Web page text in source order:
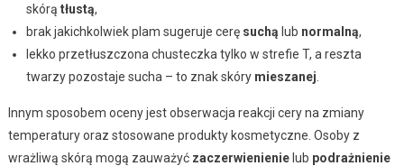
skórą tłustą,
brak jakichkolwiek plam sugeruje cerę suchą lub normalną,
lekko przetłuszczona chusteczka tylko w strefie T, a reszta
twarzy pozostaje sucha – to znak skóry mieszanej
Innym sposobem oceny jest obserwacja reakcji cery na zmiany
temperatury oraz stosowane produkty kosmetyczne. Osoby z
wrażliwą skórą mogą zauważyć zaczerwienienielub podrażnienie